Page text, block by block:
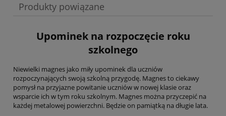
Produkty powiązane
Upominek na rozpoczęcie roku
szkolnego
Niewielki magnes jako miły upominek dla uczniów
rozpoczynających swoją szkolną przygodę. Magnes to ciekawy
pomysł na przyjazne powitanie uczniów w nowej klasie oraz
wsparcie ich w tym roku szkolnym. Magnes można przyczepić na
każdej metalowej powierzchni. Będzie on pamiątką na długie lata.